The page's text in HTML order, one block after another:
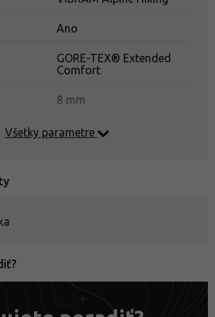
nohu?
Ano
GORE-TEX® Extended
Comfort
8 mm
Všetky parametre